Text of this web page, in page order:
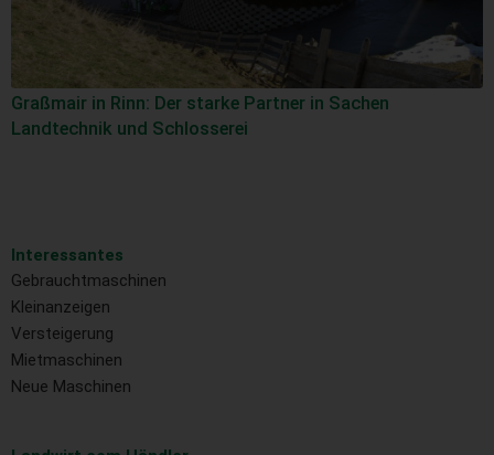
Graßmair in Rinn: Der starke Partner in Sachen
Landtechnik und Schlosserei
Interessantes
Gebrauchtmaschinen
Kleinanzeigen
Versteigerung
Mietmaschinen
Neue Maschinen